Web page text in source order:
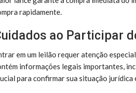
rapidamente.
ao Participar
em um leilão requer atenção
informações legais importantes,
para confirmar sua situação jurídica